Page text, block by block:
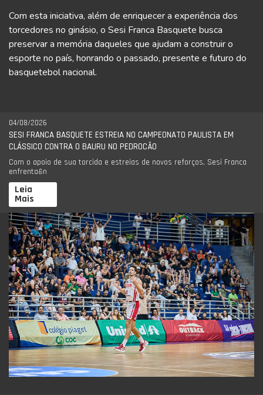
Com esta iniciativa, além de enriquecer a experiência dos
torcedores no ginásio, o Sesi Franca Basquete busca
preservar a memória daqueles que ajudam a construir o
esporte no país, honrando o passado, presente e futuro do
basquetebol nacional.
04/08/2026
SESI FRANCA BASQUETE ESTREIA NO CAMPEONATO PAULISTA EM
CLÁSSICO CONTRA O BAURU NO PEDROCÃO
Com o apoio de sua torcida e estreias de novos reforços, Sesi Franca
enfrenta&n
Leia
Mais